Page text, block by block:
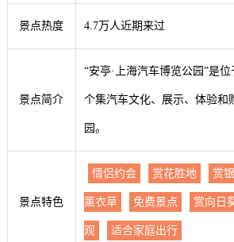
景点热度 4.7万人近期来过
景点简介
“安亭·上海汽车博览公园”是
个集汽车文化、展示、体验和
园。
景点特色
情侣约会 赏花胜地 赏
薰衣草 免费景点 赏向日
观 适合家庭出行